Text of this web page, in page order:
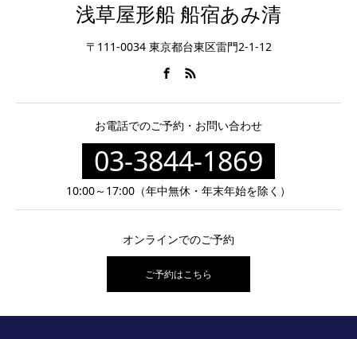
浅草屋形船 船宿あみ清
〒111-0034 東京都台東区雷門2-1-12
お電話でのご予約・お問い合わせ
03-3844-1869
10:00～17:00（年中無休・年末年始を除く）
オンラインでのご予約
ご予約はこちら